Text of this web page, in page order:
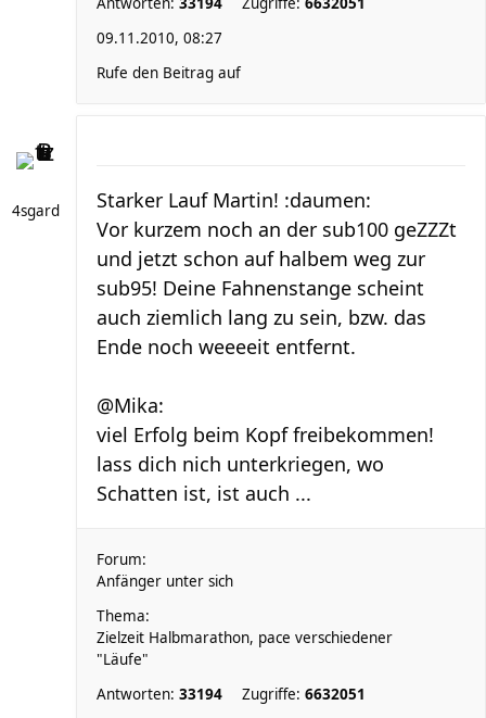
09.11.2010, 08:27
Rufe den Beitrag auf
4sgard
Starker Lauf Martin! :daumen:
Vor kurzem noch an der sub100 geZZZt
und jetzt schon auf halbem weg zur
sub95! Deine Fahnenstange scheint
auch ziemlich lang zu sein, bzw. das
Ende noch weeeeit entfernt.
@Mika:
viel Erfolg beim Kopf freibekommen!
lass dich nich unterkriegen, wo
Schatten ist, ist auch ...
Forum:
Anfänger unter sich
Thema:
Zielzeit Halbmarathon, pace verschiedener
"Läufe"
Antworten: 33194 Zugriffe: 6632051